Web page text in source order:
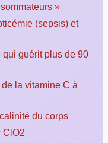
»
(sepsis) et
guérit plus de 90
la vitamine C à
du corps
ClO2